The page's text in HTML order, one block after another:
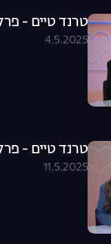
טרנד טיים - פרק
4.5.2025
טרנד טיים - פרק 11
11.5.2025